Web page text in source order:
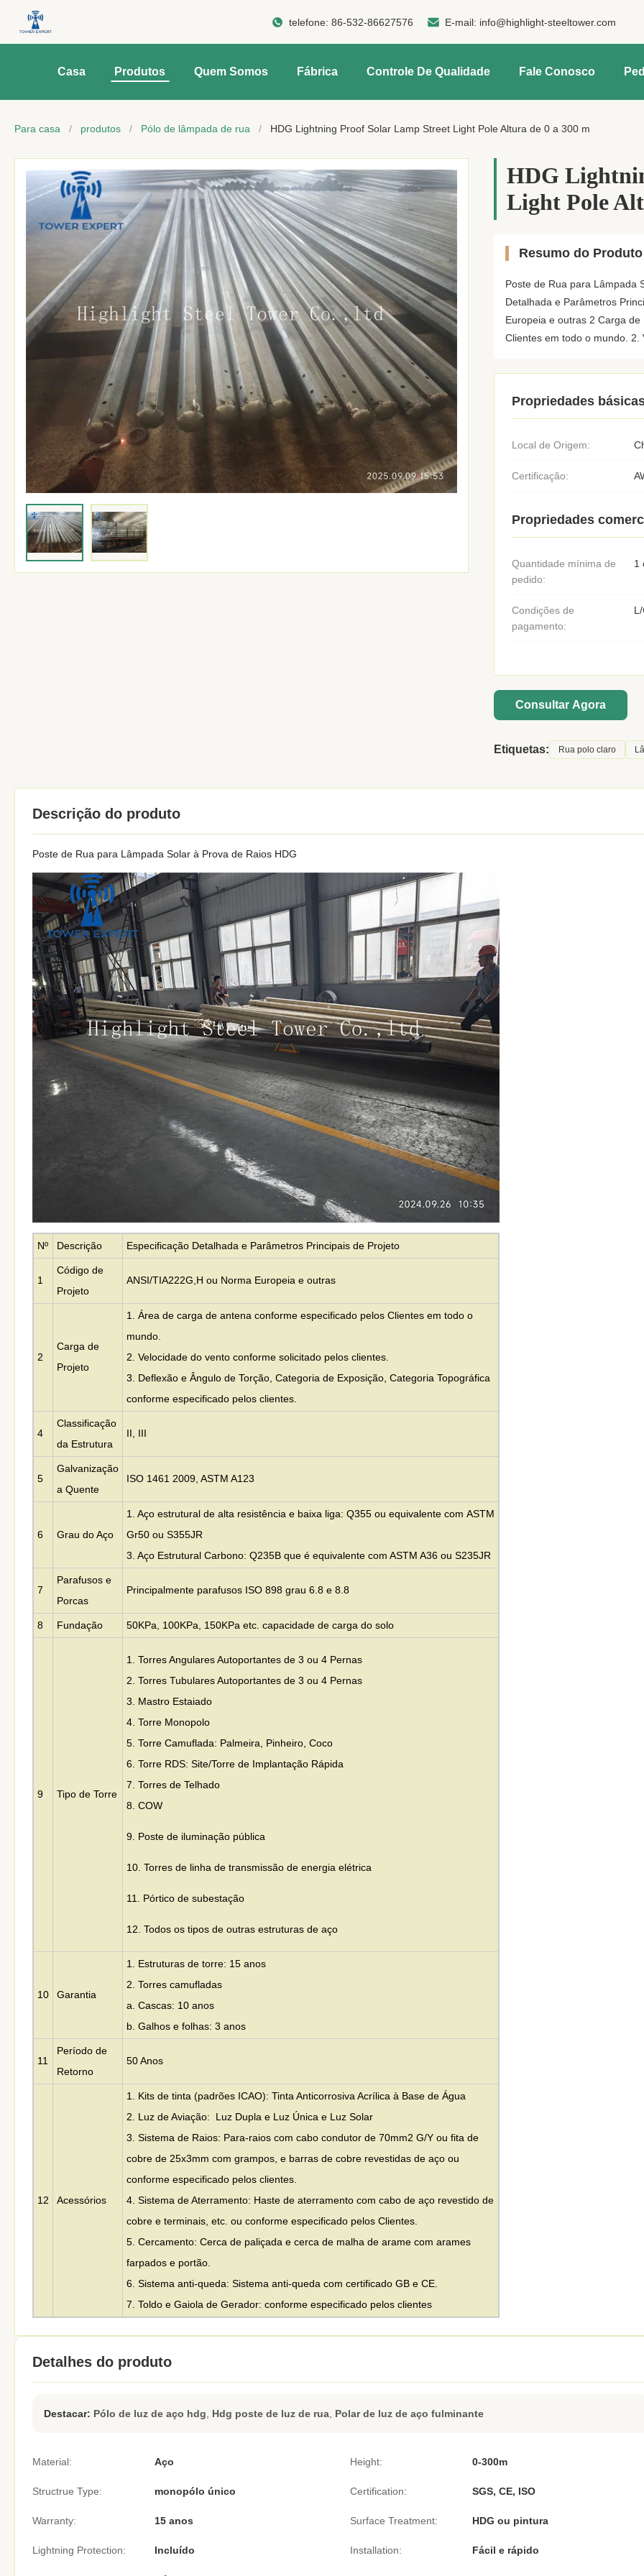
telefone: 86-532-86627576 E-mail: info@highlight-steeltower.com
Casa Produtos Quem Somos Fábrica Controle De Qualidade Fale Conosco
Para casa / produtos / Pólo de lâmpada de rua / HDG Lightning Proof Solar Lamp Street Light Pole Altura de 0 a 300 m
HDG
Light Pole
Resumo do Produto
Poste de Rua para Lâmpada
Detalhada e Parâmetros
Europeia e outras 2 Carga
Clientes em todo o mundo. 2.
Propriedades
Local de Origem:
Certificação:
Propriedades
Quantidade mínima de
pedido:
1
Condições de
pagamento:
Consultar Agora
Etiquetas: Rua polo claro
Descrição do produto
Poste de Rua para Lâmpada Solar à Prova de Raios HDG
Nº Descrição Especificação Detalhada e Parâmetros Principais de Projeto
1
Código de
Projeto
ANSI/TIA222G,H ou Norma Europeia e outras
2
Carga de
Projeto
1. Área de carga de antena conforme especificado pelos Clientes em todo o
mundo.
2. Velocidade do vento conforme solicitado pelos clientes.
3. Deflexão e Ângulo de Torção, Categoria de Exposição, Categoria Topográfica
conforme especificado pelos clientes.
4
Classificação
da Estrutura
II, III
5
Galvanização
a Quente
ISO 1461 2009, ASTM A123
6 Grau do Aço
1. Aço estrutural de alta resistência e baixa liga: Q355 ou equivalente com ASTM
Gr50 ou S355JR
3. Aço Estrutural Carbono: Q235B que é equivalente com ASTM A36 ou S235JR
7
Parafusos e
Porcas
Principalmente parafusos ISO 898 grau 6.8 e 8.8
8 Fundação 50KPa, 100KPa, 150KPa etc. capacidade de carga do solo
9 Tipo de Torre
1. Torres Angulares Autoportantes de 3 ou 4 Pernas
2. Torres Tubulares Autoportantes de 3 ou 4 Pernas
3. Mastro Estaiado
4. Torre Monopolo
5. Torre Camuflada: Palmeira, Pinheiro, Coco
6. Torre RDS: Site/Torre de Implantação Rápida
7. Torres de Telhado
8. COW
9. Poste de iluminação pública
10. Torres de linha de transmissão de energia elétrica
11. Pórtico de subestação
12. Todos os tipos de outras estruturas de aço
10 Garantia
1. Estruturas de torre: 15 anos
2. Torres camufladas
a. Cascas: 10 anos
b. Galhos e folhas: 3 anos
11
Período de
Retorno
50 Anos
12 Acessórios
1. Kits de tinta (padrões ICAO): Tinta Anticorrosiva Acrílica à Base de Água
2. Luz de Aviação: Luz Dupla e Luz Única e Luz Solar
3. Sistema de Raios: Para-raios com cabo condutor de 70mm2 G/Y ou fita de
cobre de 25x3mm com grampos, e barras de cobre revestidas de aço ou
conforme especificado pelos clientes.
4. Sistema de Aterramento: Haste de aterramento com cabo de aço revestido de
cobre e terminais, etc. ou conforme especificado pelos Clientes.
5. Cercamento: Cerca de paliçada e cerca de malha de arame com arames
farpados e portão.
6. Sistema anti-queda: Sistema anti-queda com certificado GB e CE.
7. Toldo e Gaiola de Gerador: conforme especificado pelos clientes
Detalhes do produto
Destacar: Pólo de luz de aço hdg Hdg poste de luz de rua Polar de luz de aço fulminante
Material: Aço Height: 0-300m
Structrue Type: monopólo único Certification: SGS, CE, ISO
Warranty: 15 anos Surface Treatment: HDG ou pintura
Lightning Protection: Incluído Installation: Fácil e rápido